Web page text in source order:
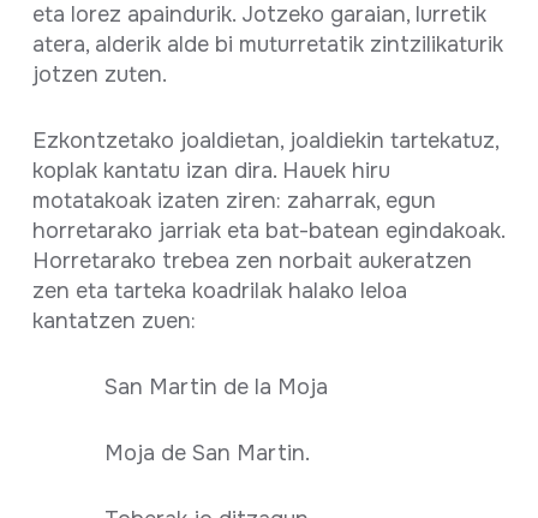
eta lorez apaindurik. Jotzeko garaian, lurretik
atera, alderik alde bi muturretatik zintzilikaturik
jotzen zuten.
Ezkontzetako joaldietan, joaldiekin tartekatuz,
koplak kantatu izan dira. Hauek hiru
motatakoak izaten ziren: zaharrak, egun
horretarako jarriak eta bat-batean egindakoak.
Horretarako trebea zen norbait aukeratzen
zen eta tarteka koadrilak halako leloa
kantatzen zuen:
San Martin de la Moja
Moja de San Martin.